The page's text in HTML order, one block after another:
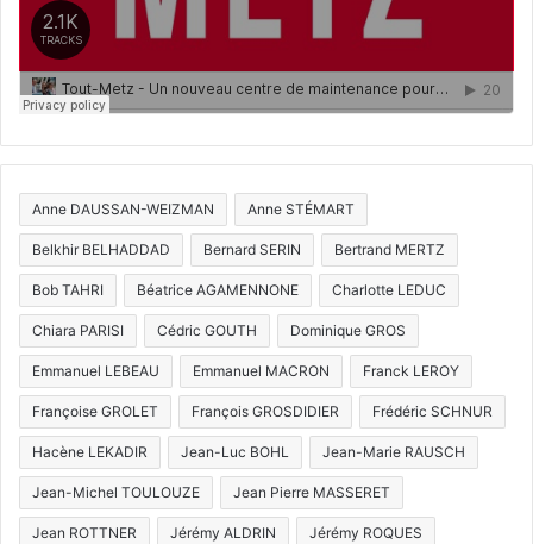
Anne DAUSSAN-WEIZMAN Anne STÉMART
Belkhir BELHADDAD Bernard SERIN Bertrand MERTZ
Bob TAHRI Béatrice AGAMENNONE Charlotte LEDUC
Chiara PARISI Cédric GOUTH Dominique GROS
Emmanuel LEBEAU Emmanuel MACRON Franck LEROY
Françoise GROLET François GROSDIDIER Frédéric SCHNUR
Hacène LEKADIR Jean-Luc BOHL Jean-Marie RAUSCH
Jean-Michel TOULOUZE Jean Pierre MASSERET
Jean ROTTNER Jérémy ALDRIN Jérémy ROQUES